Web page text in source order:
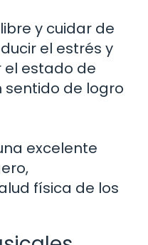
y cuidar de
el estrés y
el estado de
de logro
excelente
física de los